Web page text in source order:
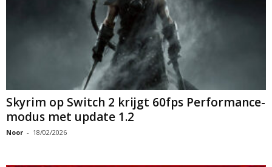
Skyrim op Switch 2 krijgt 60fps Performance-
modus met update 1.2
Noor - 18/02/2026